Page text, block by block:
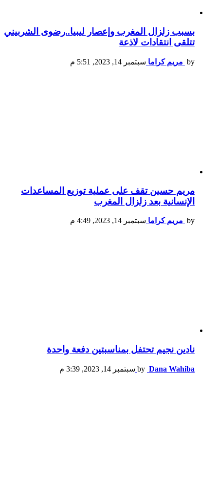
بسبب زلزال المغرب وإعصار ليبيا..رضوى الشربيني
تتلقى انتقادات لاذعة
by مريم كراما سبتمبر 14, 2023, 5:51 م
مريم حسين تقف على عملية توزيع المساعدات
الإنسانية بعد زلزال المغرب
by مريم كراما سبتمبر 14, 2023, 4:49 م
نادين نجيم تحتفل بمناسبتين دفعة واحدة
by Dana Wahiba سبتمبر 14, 2023, 3:39 م